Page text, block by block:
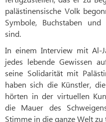
palästinensische Volk
Symbole, Buchstaben
sind.
In einem Interview mit Al-
jedes lebende Gewissen
seine Solidarität mit
haben sich die Künstler,
hörten in der virtuellen
die Mauer des
Stimme in die ganze Welt zu